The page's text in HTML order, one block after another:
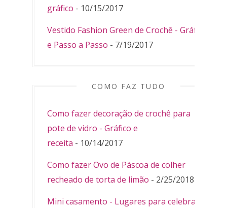
gráfico - 10/15/2017
Vestido Fashion Green de Crochê - Gráfico
e Passo a Passo - 7/19/2017
COMO FAZ TUDO
Como fazer decoração de crochê para
pote de vidro - Gráfico e
receita - 10/14/2017
Como fazer Ovo de Páscoa de colher
recheado de torta de limão - 2/25/2018
Mini casamento - Lugares para celebrar